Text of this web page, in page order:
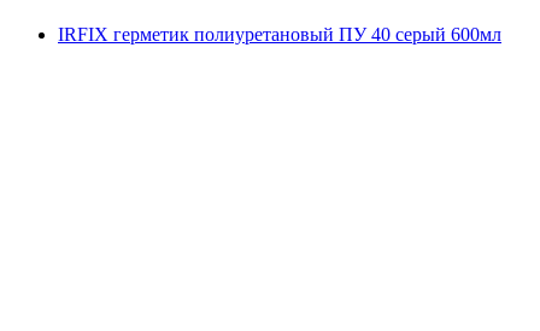
IRFIX герметик полиуретановый ПУ 40 серый 600мл